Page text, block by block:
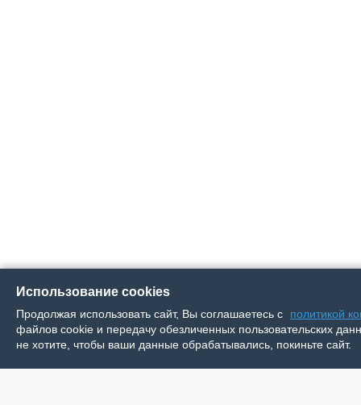
Использование cookies
Продолжая использовать сайт, Вы соглашаетесь с
политикой
файлов cookie и передачу обезличенных пользовательских
не хотите, чтобы ваши данные обрабатывались, покиньте сайт.